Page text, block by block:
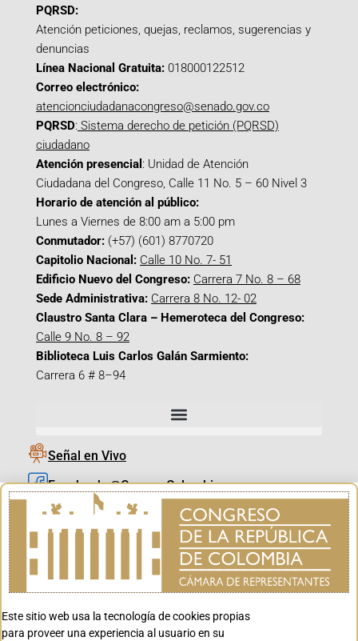
PQRSD:
Atención peticiones, quejas, reclamos, sugerencias y
denuncias
Línea Nacional Gratuita: 018000122512
Correo electrónico:
atencionciudadanacongreso@senado.gov.co
PQRSD: Sistema derecho de petición (PQRSD)
ciudadano
Atención presencial : Unidad de Atención
Ciudadana del Congreso, Calle 11 No. 5 – 60 Nivel 3
Horario de atención al público:
Lunes a Viernes de 8:00 am a 5:00 pm
Conmutador: (+57) (601) 8770720
Capitolio Nacional: Calle 10 No. 7- 51
Edificio Nuevo del Congreso: Carrera 7 No. 8 – 68
Sede Administrativa: Carrera 8 No. 12- 02
Claustro Santa Clara – Hemeroteca del Congreso:
Calle 9 No. 8 – 92
Biblioteca Luis Carlos Galán Sarmiento:
Carrera 6 # 8–94
Señal en Vivo
Facebook_@CamaraColombia
Instagram_@CamaraColombia
X_@CamaraColombia
Youtube_@CamaraColombia
Youtube_@CanalCongreso
Este sitio web usa la tecnología de cookies propias
para proveer una experiencia al usuario en su